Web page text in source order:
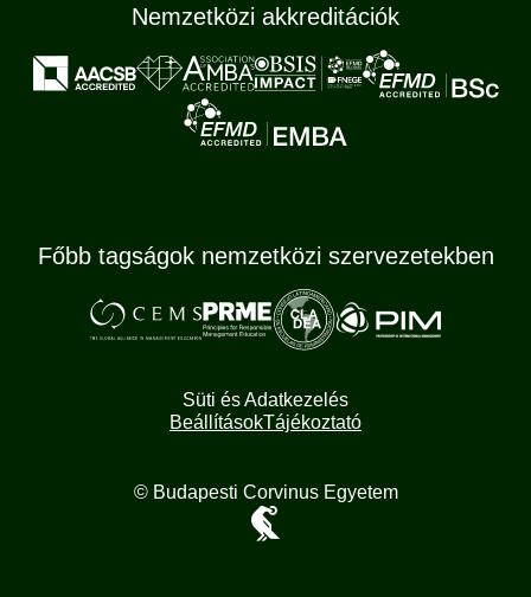
Nemzetközi akkreditációk
Főbb tagságok nemzetközi szervezetekben
Süti és Adatkezelés
BeállításokTájékoztató
© Budapesti Corvinus Egyetem